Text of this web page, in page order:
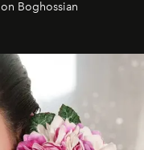
de herinnering
Boghossian